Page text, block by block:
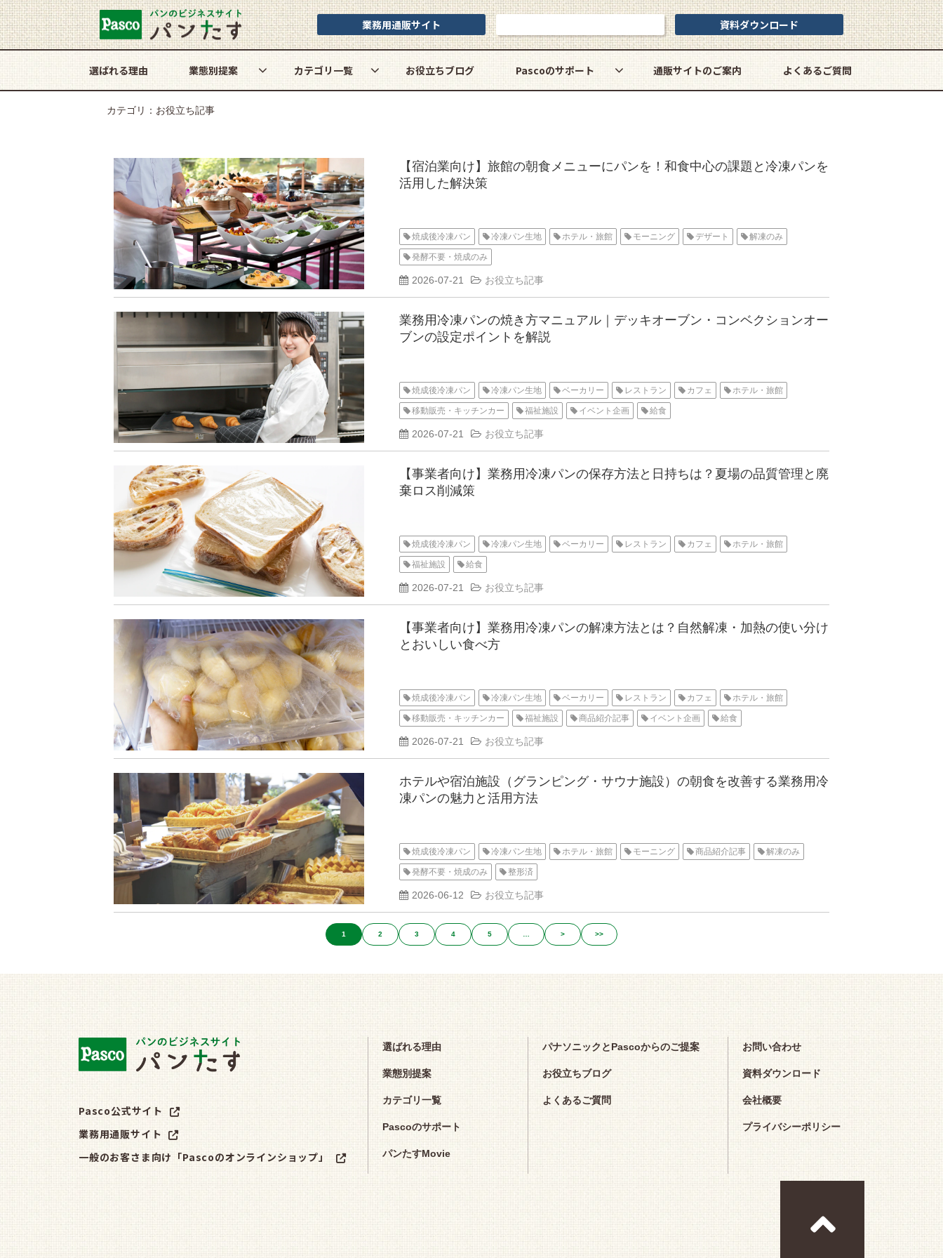
業務用通販サイト 資料ダウンロード
選ばれる理由 業態別提案 カテゴリ一覧 お役立ちブログ Pascoのサポート 通販サイトのご案内 よくあるご質問
カテゴリ：お役立ち記事
【宿泊業向け】旅館の朝食メニューにパンを！和食中心の課題と冷凍パンを
活用した解決策
焼成後冷凍パン 冷凍パン生地 ホテル・旅館 モーニング デザート 解凍のみ
発酵不要・焼成のみ
2026-07-21 お役立ち記事
業務用冷凍パンの焼き方マニュアル｜デッキオーブン・コンベクションオー
ブンの設定ポイントを解説
焼成後冷凍パン 冷凍パン生地 ベーカリー レストラン カフェ ホテル・旅館
移動販売・キッチンカー 福祉施設 イベント企画 給食
2026-07-21 お役立ち記事
【事業者向け】業務用冷凍パンの保存方法と日持ちは？夏場の品質管理と廃
棄ロス削減策
焼成後冷凍パン 冷凍パン生地 ベーカリー レストラン カフェ ホテル・旅館
福祉施設 給食
2026-07-21 お役立ち記事
【事業者向け】業務用冷凍パンの解凍方法とは？自然解凍・加熱の使い分け
とおいしい食べ方
焼成後冷凍パン 冷凍パン生地 ベーカリー レストラン カフェ ホテル・旅館
移動販売・キッチンカー 福祉施設 商品紹介記事 イベント企画 給食
2026-07-21 お役立ち記事
ホテルや宿泊施設（グランピング・サウナ施設）の朝食を改善する業務用冷
凍パンの魅力と活用方法
焼成後冷凍パン 冷凍パン生地 ホテル・旅館 モーニング 商品紹介記事 解凍のみ
発酵不要・焼成のみ 整形済
2026-06-12 お役立ち記事
1 2 3 4 5 > >>
Pasco公式サイト
業務用通販サイト
一般のお客さま向け「Pascoのオンラインショップ」
選ばれる理由
業態別提案
カテゴリ一覧
Pascoのサポート
パンたすMovie
パナソニックとPascoからのご提案
お役立ちブログ
よくあるご質問
お問い合わせ
資料ダウンロード
会社概要
プライバシーポリシー